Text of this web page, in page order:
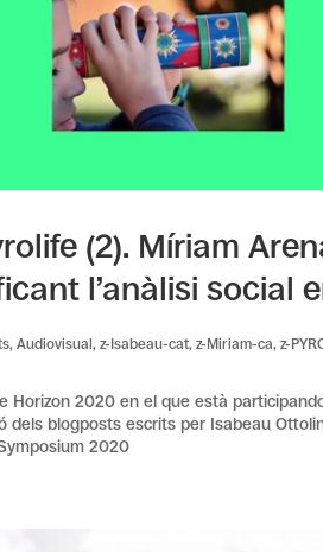
(2). Míriam
l’anàlisi social
,Audiovisual,z-Isabeau-cat,z-Miriam-ca,z-
Horizon 2020 en el que està
dels blogposts escrits per Isabeau
2020